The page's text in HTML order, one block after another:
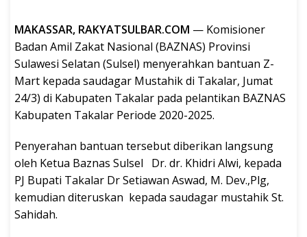
MAKASSAR, RAKYATSULBAR.COM — Komisioner
Badan Amil Zakat Nasional (BAZNAS) Provinsi
Sulawesi Selatan (Sulsel) menyerahkan bantuan Z-
Mart kepada saudagar Mustahik di Takalar, Jumat
24/3) di Kabupaten Takalar pada pelantikan BAZNAS
Kabupaten Takalar Periode 2020-2025.
Penyerahan bantuan tersebut diberikan langsung
oleh Ketua Baznas Sulsel Dr. dr. Khidri Alwi, kepada
PJ Bupati Takalar Dr Setiawan Aswad, M. Dev.,Plg,
kemudian diteruskan kepada saudagar mustahik St.
Sahidah.